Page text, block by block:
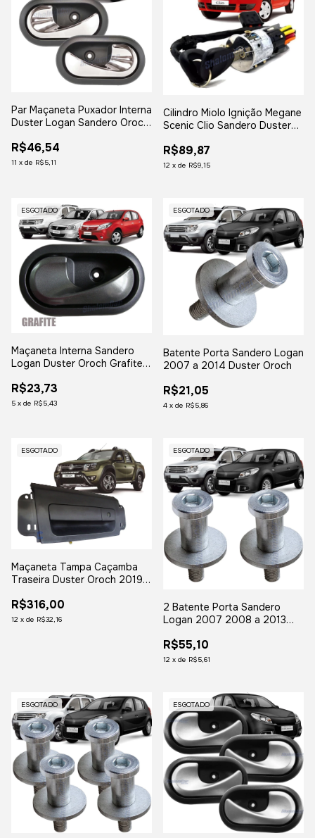
Par Maçaneta Puxador Interna
Duster Logan Sandero Oroch
R$46,54
11 x de R$5,11
Cilindro Miolo Ignição Megane
Scenic Clio Sandero Duster
R$89,87
12 x de R$9,15
ESGOTADO
Maçaneta Interna Sandero
Logan Duster Oroch Grafite -
R$23,73
5 x de R$5,43
ESGOTADO
Batente Porta Sandero Logan
2007 a 2014 Duster Oroch
R$21,05
4 x de R$5,86
ESGOTADO
Maçaneta Tampa Caçamba
Traseira Duster Oroch 2019
R$316,00
12 x de R$32,16
ESGOTADO
2 Batente Porta Sandero
Logan 2007 2008 a 2013
R$55,10
12 x de R$5,61
ESGOTADO ESGOTADO